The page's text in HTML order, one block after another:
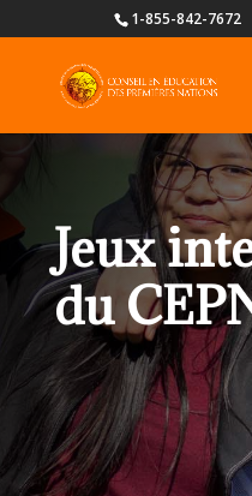
1-855-842-7672
Jeux
du